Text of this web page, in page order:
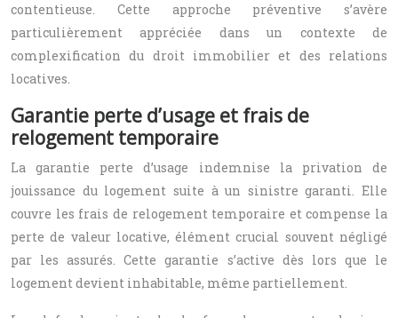
contentieuse. Cette approche préventive s’avère
particulièrement appréciée dans un contexte de
complexification du droit immobilier et des relations
locatives.
Garantie perte d’usage et frais de
relogement temporaire
La garantie perte d’usage indemnise la privation de
jouissance du logement suite à un sinistre garanti. Elle
couvre les frais de relogement temporaire et compense la
perte de valeur locative, élément crucial souvent négligé
par les assurés. Cette garantie s’active dès lors que le
logement devient inhabitable, même partiellement.